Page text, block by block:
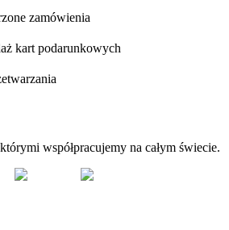
zamówienia
kart podarunkowych
współpracujemy na całym świecie.